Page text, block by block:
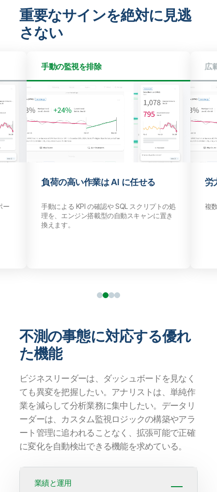
重要なサインを絶対に見逃
さない
プトの処
広範囲の監視
労力をかけずにすべてを監視
複数のアプリで異常検知を可能にします。
不測の事態に対応する優れ
た機能
ビジネスリーダーは、ダッシュボードを見なく
ても異変を把握したい。アナリストは、単純作
業を減らして分析業務に集中したい。データリ
ーダーは、カスタム監視ロジックの構築やアラ
ート管理に追われることなく、拡張可能で正確
に変化を自動検出できる機能を求めている。
業績と運用